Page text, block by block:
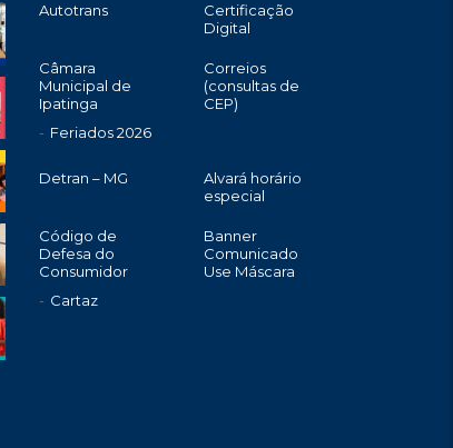
Autotrans
Certificação
Digital
Câmara
Municipal de
Ipatinga
Feriados 2026
Correios
(consultas de
CEP)
Detran – MG
Alvará horário
especial
Código de
Defesa do
Consumidor
Cartaz
Banner
Comunicado
Use Máscara